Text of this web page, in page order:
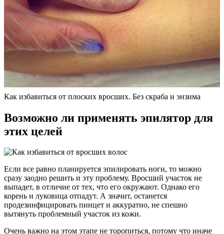
Как избавиться от плоских вросших. Без скраба и энзима
Возможно ли применять эпилятор для
этих целей
Если все равно планируется эпилировать ноги, то можно
сразу заодно решить и эту проблему. Вросший участок не
выпадет, в отличие от тех, что его окружают. Однако его
корень и луковица отпадут. А значит, останется
продезинфицировать пинцет и аккуратно, не спешно
вытянуть проблемный участок из кожи.
Очень важно на этом этапе не торопиться, потому что иначе